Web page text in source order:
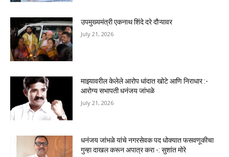
उपमुख्यमंत्री एकनाथ शिंदे दरे दौऱ्यावर
July 21, 2026
माझ्यावरील केलेले आरोप धांदात खोटे आणि निराधार :-
आरोग्य सभापती धनंजय जांभळे
July 21, 2026
धनंजय जांभळे यांचे नगरसेवक पद धोक्यात फसवणूकीचा
गुन्हा दाखल करून अपात्र करा -: सुशांत मोरे